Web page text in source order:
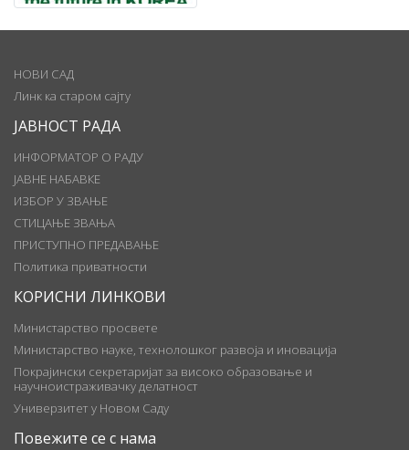
НОВИ САД
Линк ка старом сајту
ЈАВНОСТ РАДА
ИНФОРМАТОР О РАДУ
ЈАВНЕ НАБАВКЕ
ИЗБОР У ЗВАЊЕ
СТИЦАЊЕ ЗВАЊА
ПРИСТУПНО ПРЕДАВАЊЕ
Политика приватности
КОРИСНИ ЛИНКОВИ
Министарство просвете
Министарство науке, технолошког развоја и иновација
Покрајински секретаријат за високо образовање и
научноистраживачку делатност
Универзитет у Новом Саду
Повежите се с нама